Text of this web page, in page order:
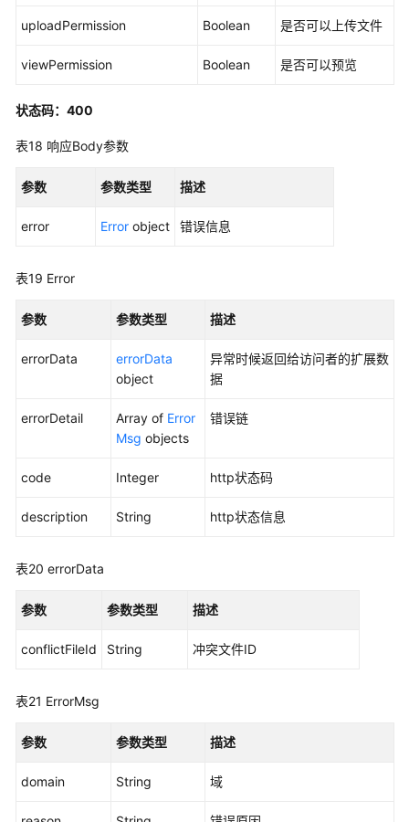
uploadPermission Boolean 是否可以上传文件
viewPermission Boolean 是否可以预览
状态码：400
表18 响应Body参数
参数 参数类型 描述
error Error object 错误信息
表19 Error
参数 参数类型 描述
errorData
errorData
object
异常时候返回给访问者的扩展数
据
errorDetail Array of Error
Msg objects
错误链
code Integer http状态码
description String http状态信息
表20 errorData
参数 参数类型 描述
conflictFileId String 冲突文件ID
表21 ErrorMsg
参数 参数类型 描述
domain String 域